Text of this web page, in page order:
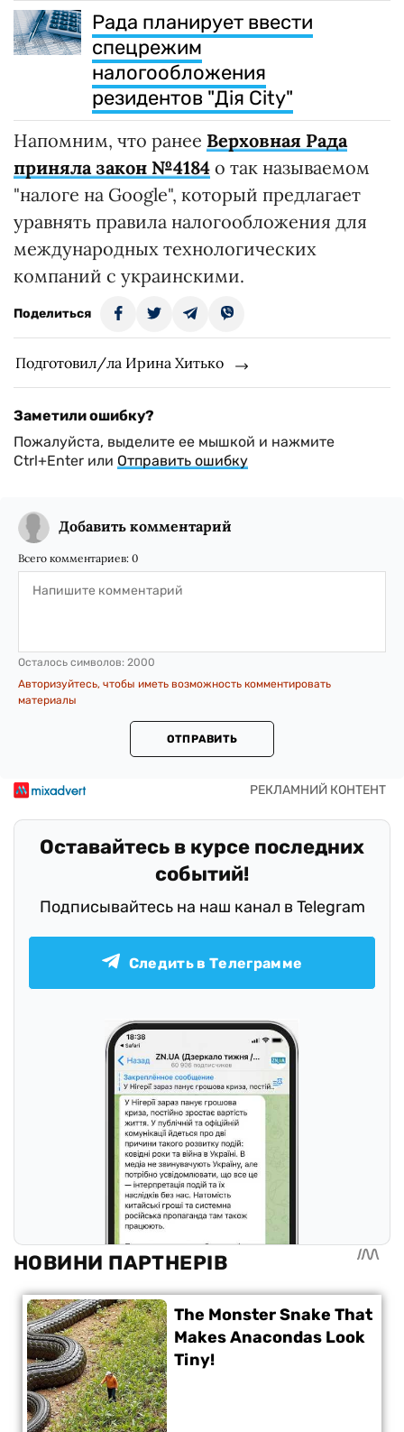
Рада планирует ввести
спецрежим
налогообложения
резидентов "Дія City"
Напомним, что ранее Верховная Рада
приняла закон №4184 о так называемом
"налоге на Google", который предлагает
уравнять правила налогообложения для
международных технологических
компаний с украинскими.
Поделиться
Подготовил/ла Ирина Хитько
Заметили ошибку?
Пожалуйста, выделите ее мышкой и нажмите
Ctrl+Enter или Отправить ошибку
Добавить комментарий
Всего комментариев: 0
Осталось символов: 2000
Авторизуйтесь, чтобы иметь возможность комментировать
материалы
ОТПРАВИТЬ
Оставайтесь в курсе последних
событий!
Подписывайтесь на наш канал в Telegram
Следить в Телеграмме